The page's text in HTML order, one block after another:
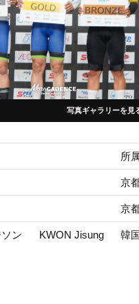
写真ギャラリーを見
所
京
京
ン KWON Jisung 韓